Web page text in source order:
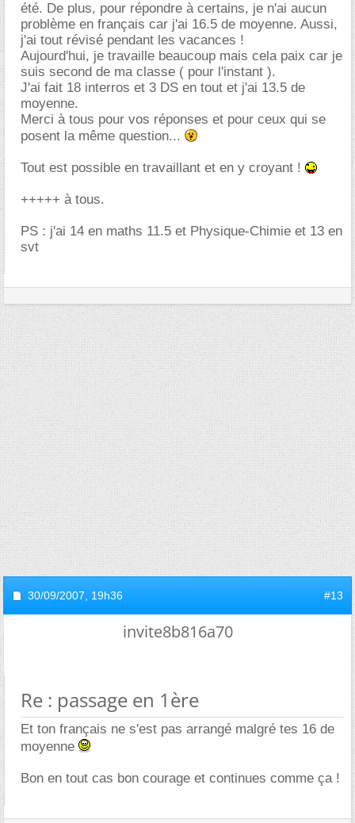
été. De plus, pour répondre à certains, je n'ai aucun
problème en français car j'ai 16.5 de moyenne. Aussi,
j'ai tout révisé pendant les vacances !
Aujourd'hui, je travaille beaucoup mais cela paix car je
suis second de ma classe ( pour l'instant ).
J'ai fait 18 interros et 3 DS en tout et j'ai 13.5 de
moyenne.
Merci à tous pour vos réponses et pour ceux qui se
posent la même question...
Tout est possible en travaillant et en y croyant !
+++++ à tous.
PS : j'ai 14 en maths 11.5 et Physique-Chimie et 13 en
svt
30/09/2007, 19h36 #13
invite8b816a70
Re : passage en 1ère
Et ton français ne s'est pas arrangé malgré tes 16 de
moyenne
Bon en tout cas bon courage et continues comme ça !